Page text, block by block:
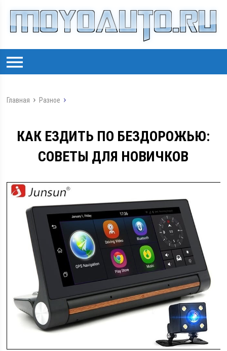
Главная Разное
КАК ЕЗДИТЬ ПО БЕЗДОРОЖЬЮ:
СОВЕТЫ ДЛЯ НОВИЧКОВ